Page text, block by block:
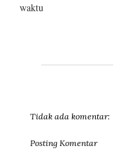
waktu
Tidak ada komentar:
Posting Komentar